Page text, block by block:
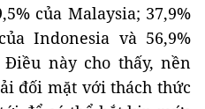
của Malaysia; 37,9%
Indonesia và 56,9%
này cho thấy, nền
đối mặt với thách thức